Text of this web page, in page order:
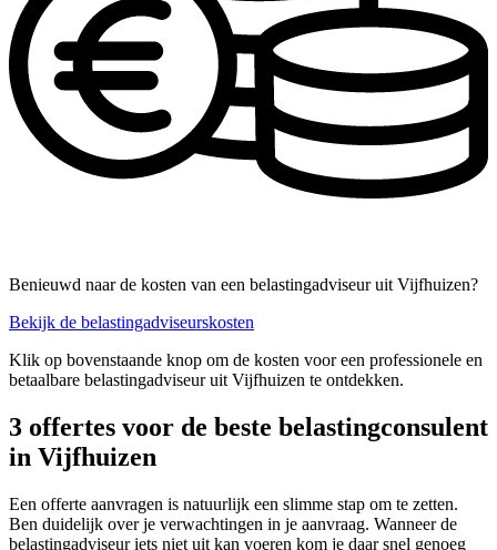
Benieuwd naar de kosten van een belastingadviseur uit Vijfhuizen?
Bekijk de belastingadviseurskosten
Klik op bovenstaande knop om de kosten voor een professionele en
betaalbare belastingadviseur uit Vijfhuizen te ontdekken.
3 offertes voor de beste belastingconsulent
in Vijfhuizen
Een offerte aanvragen is natuurlijk een slimme stap om te zetten.
Ben duidelijk over je verwachtingen in je aanvraag. Wanneer de
belastingadviseur iets niet uit kan voeren kom je daar snel genoeg